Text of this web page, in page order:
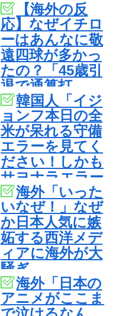
【海外の反
応】なぜイチロ
ーはあんなに敬
遠四球が多かっ
たの？「45歳引
退で通算打
率.311の突然変
異だぞ」
韓国人「イジ
ョンフ本日の全
米が呆れる守備
エラーを見てく
ださい！しかも
サヨナラエラー
です」
海外「いった
いなぜ！」なぜ
か日本人気に嫉
妬する西洋メデ
ィアに海外が大
騒ぎ
海外「日本の
アニメがここま